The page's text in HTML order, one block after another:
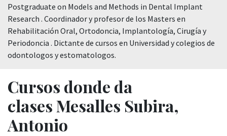
Postgraduate on Models and Methods in Dental Implant
Research . Coordinador y profesor de los Masters en
Rehabilitación Oral, Ortodoncia, Implantología, Cirugía y
Periodoncia . Dictante de cursos en Universidad y colegios de
odontologos y estomatologos.
Cursos donde da
clases Mesalles Subira,
Antonio